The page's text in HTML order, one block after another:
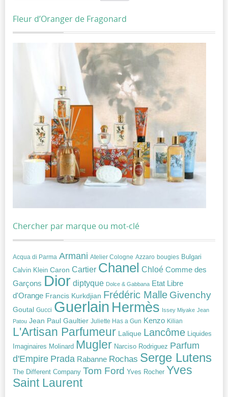
Fleur d’Oranger de Fragonard
Chercher par marque ou mot-clé
Acqua di Parma Armani Atelier Cologne Azzaro bougies Bulgari
Calvin Klein Caron Cartier Chanel Chloé Comme des
Garçons Dior diptyque Dolce & Gabbana Etat Libre
d'Orange Francis Kurkdjian Frédéric Malle Givenchy
Goutal Gucci Guerlain Hermès Issey Miyake Jean
Patou Jean Paul Gaultier Juliette Has a Gun Kenzo Kilian
L'Artisan Parfumeur Lalique Lancôme
Liquides
Imaginaires Molinard Mugler Narciso Rodriguez Parfum
d'Empire Prada Rabanne Rochas Serge Lutens
The Different Company Tom Ford Yves Rocher Yves
Saint Laurent